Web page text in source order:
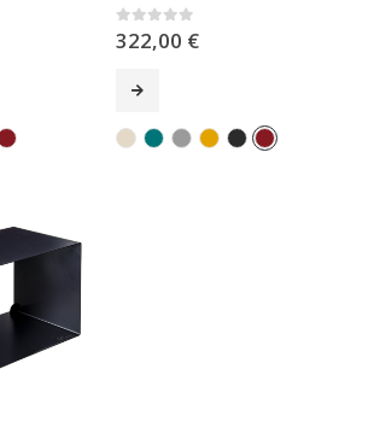
0sur 5
322,00 €